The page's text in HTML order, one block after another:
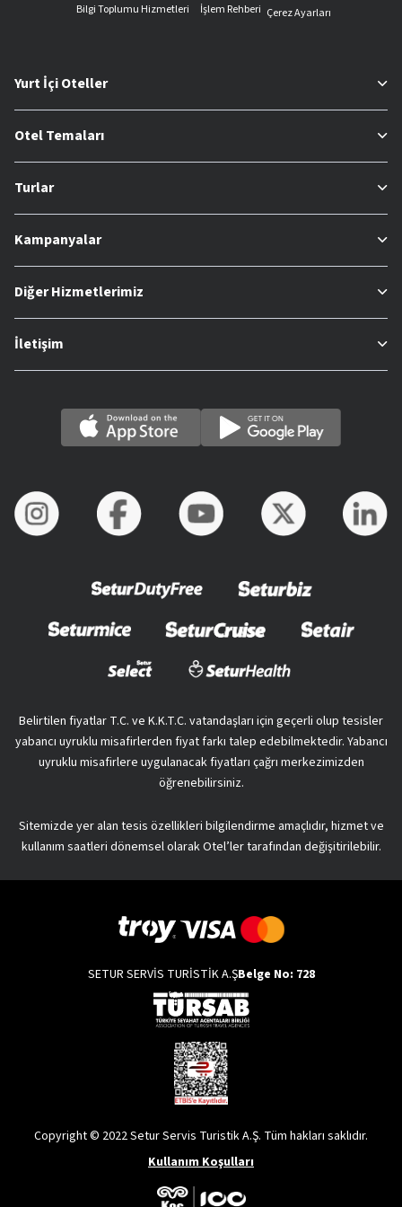
Bilgi Toplumu Hizmetleri
İşlem Rehberi Çerez Ayarları
Yurt İçi Oteller
Otel Temaları
Turlar
Kampanyalar
Diğer Hizmetlerimiz
İletişim
Belirtilen fiyatlar T.C. ve K.K.T.C. vatandaşları için geçerli olup tesisler
yabancı uyruklu misafirlerden fiyat farkı talep edebilmektedir. Yabancı
uyruklu misafirlere uygulanacak fiyatları çağrı merkezimizden
öğrenebilirsiniz.
Sitemizde yer alan tesis özellikleri bilgilendirme amaçlıdır, hizmet ve
kullanım saatleri dönemsel olarak Otel’ler tarafından değişitirilebilir.
SETUR SERVİS TURİSTİK A.ŞBelge No: 728
Copyright © 2022 Setur Servis Turistik A.Ş. Tüm hakları saklıdır.
Kullanım Koşulları